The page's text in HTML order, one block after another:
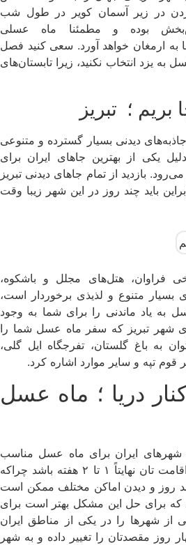
در زیر آسمان کویر در طول شب
بوده و مطمئنا ماه عسلی
ارمغان خواهد آورد. سعی کنید فصل
به یزد انتخاب نکنید، زیرا تابستان‌های
دیدنی بسیار گسترده و متنوعی
یکی از بهترین جاهای ایران برای
بازدید از تمام جاهای دیدنی تبریز
باید چند روز در این شهر زیبا وقت
فراوان، هتل‌های مجلل و باشکوه،
متنوع و لذیذی برخوردار است،
به یاد ماندنی را برای شما به وجود
شهر تبریز که سفر ماه عسل شما را
به باغ گلستان، تفرجگاه ایل گلی،
قوم تپه و سایر موارد اشاره کرد.
دریا ؛ ماه عسل
شهرهای ایران برای ماه عسل مناسب
هستند به شرط آنکه مدت اقامت تان نهایتاً ۱ تا ۲ هفته باشد چراکه
روز و دیدن اماکن مختلف ممکن است
که برای حل این مشکل بهتر است برای
شهرها را در یکی از مناطق ایران
روز مقصدتان را تغییر داده و به شهر